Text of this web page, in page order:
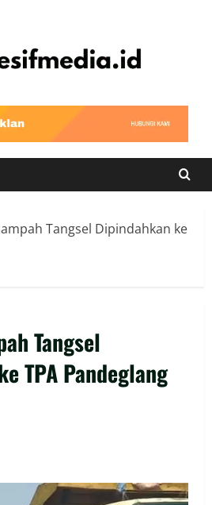
Tangsel Dipindahkan ke
Tangsel
TPA Pandeglang